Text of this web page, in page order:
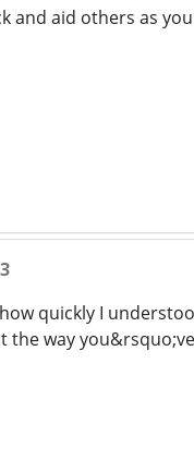
and aid others as
quickly I
the way